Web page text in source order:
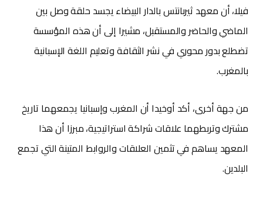
فيلا، أن معهد ثيربانتس بالدار البيضاء يجسد حلقة وصل بين
الماضي والحاضر والمستقبل، مشيرا إلى أن هذه المؤسسة
تضطلع بدور محوري في نشر الثقافة وتعليم اللغة الإسبانية
بالمغرب.
من جهة أخرى، أكد أوخيدا أن المغرب وإسبانيا يجمعهما تاريخ
مشترك وتربطهما علاقات شراكة استراتيجية، مبرزا أن هذا
المعهد يساهم في تثمين العلاقات والروابط المتينة التي تجمع
البلدين.